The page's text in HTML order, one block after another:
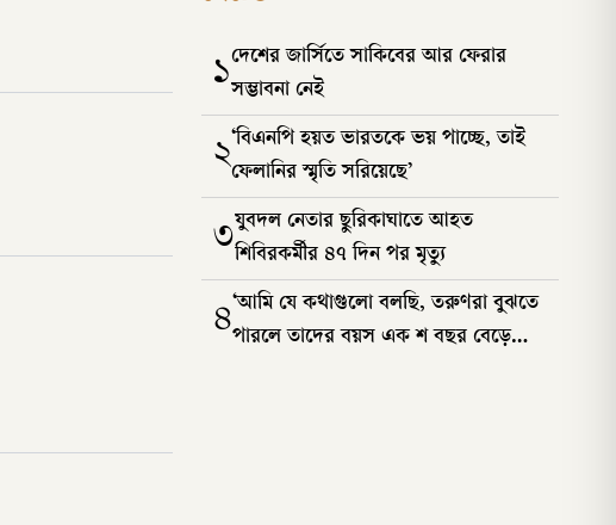
১দেশের জার্সিতে সাকিবের আর ফেরার
সম্ভাবনা নেই
২‘বিএনপি হয়ত ভারতকে ভয় পাচ্ছে, তাই
ফেলানির স্মৃতি সরিয়েছে’
৩যুবদল নেতার ছুরিকাঘাতে আহত
শিবিরকর্মীর ৪৭ দিন পর মৃত্যু
৪‘আমি যে কথাগুলো বলছি, তরুণরা বুঝতে
পারলে তাদের বয়স এক শ বছর বেড়ে